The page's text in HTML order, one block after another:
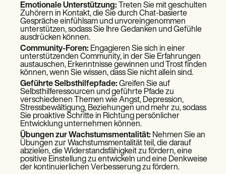
Emotionale Unterstützung: Treten Sie mit geschulten
Zuhörern in Kontakt, die Sie durch Chat-basierte
Gespräche einfühlsam und unvoreingenommen
unterstützen, sodass Sie Ihre Gedanken und Gefühle
ausdrücken können.
Community-Foren: Engagieren Sie sich in einer
unterstützenden Community, in der Sie Erfahrungen
austauschen, Erkenntnisse gewinnen und Trost finden
können, wenn Sie wissen, dass Sie nicht allein sind.
Geführte Selbsthilfepfade: Greifen Sie auf
Selbsthilferessourcen und geführte Pfade zu
verschiedenen Themen wie Angst, Depression,
Stressbewältigung, Beziehungen und mehr zu, sodass
Sie proaktive Schritte in Richtung persönlicher
Entwicklung unternehmen können.
Übungen zur Wachstumsmentalität: Nehmen Sie an
Übungen zur Wachstumsmentalität teil, die darauf
abzielen, die Widerstandsfähigkeit zu fördern, eine
positive Einstellung zu entwickeln und eine Denkweise
der kontinuierlichen Verbesserung zu fördern.